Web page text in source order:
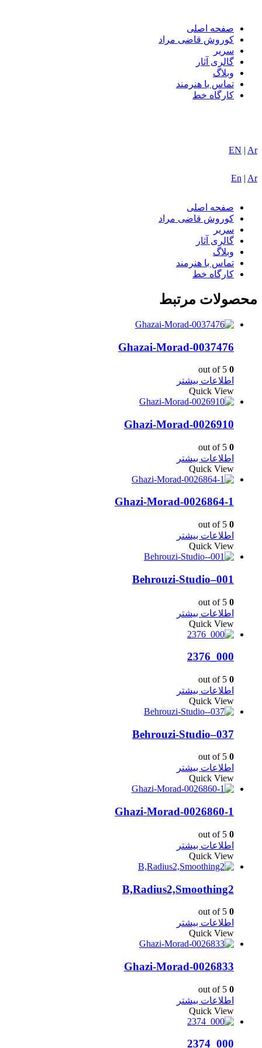
صفحه اصلی
کوروش قاضی مراد
سریر
گالری آثار
وبلاگ
تماس با هنرمند
کارگاه خط
EN | Ar
En | Ar
صفحه اصلی
کوروش قاضی مراد
سریر
گالری آثار
وبلاگ
تماس با هنرمند
کارگاه خط
محصولات مرتبط
Ghazai-Morad-0037476
0
اطلاعات بیشتر
Quick View
Ghazi-Morad-0026910
0
اطلاعات بیشتر
Quick View
Ghazi-Morad-0026864-1
0
اطلاعات بیشتر
Quick View
Behrouzi-Studio–001
0
اطلاعات بیشتر
Quick View
000_2376
0
اطلاعات بیشتر
Quick View
Behrouzi-Studio–037
0
اطلاعات بیشتر
Quick View
Ghazi-Morad-0026860-1
0
اطلاعات بیشتر
Quick View
B,Radius2,Smoothing2
0
اطلاعات بیشتر
Quick View
Ghazi-Morad-0026833
0
اطلاعات بیشتر
Quick View
000_2374